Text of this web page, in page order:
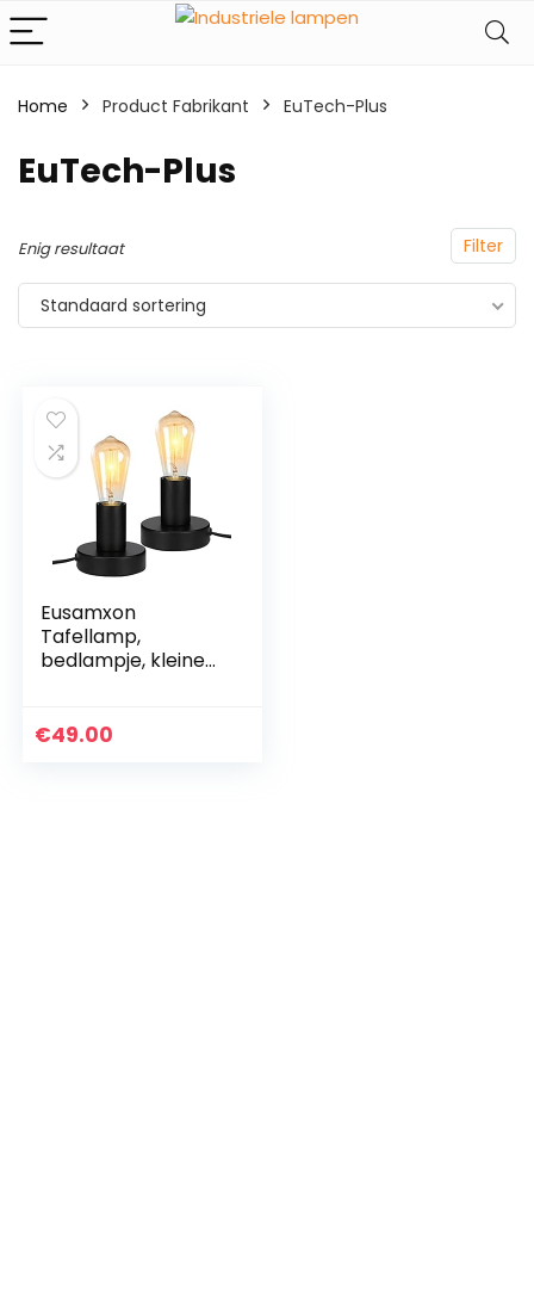
Home Product Fabrikant ‎EuTech-Plus
‎EuTech-Plus
Filter
Enig resultaat
Standaard sortering
Eusamxon
Tafellamp,
bedlampje, kleine
decoratieve lamp,
€49.00